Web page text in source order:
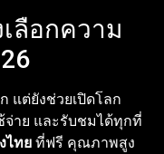
ลือกความ
แต่ยังช่วยเปิดโลก
จ่าย และรับชมได้ทุกที่
ไทย ที่ฟรี คุณภาพสูง